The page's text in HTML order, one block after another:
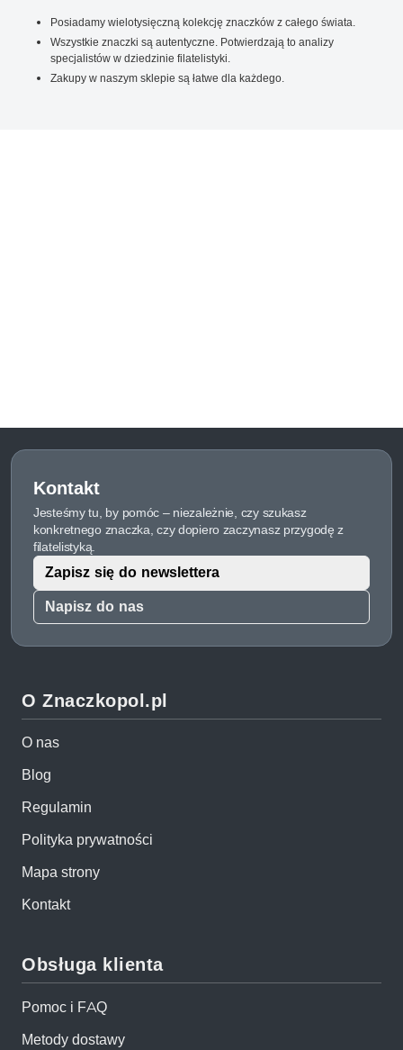
Posiadamy wielotysięczną kolekcję znaczków z całego świata.
Wszystkie znaczki są autentyczne. Potwierdzają to analizy
specjalistów w dziedzinie filatelistyki.
Zakupy w naszym sklepie są łatwe dla każdego.
Kontakt
Jesteśmy tu, by pomóc – niezależnie, czy szukasz
konkretnego znaczka, czy dopiero zaczynasz przygodę z
filatelistyką.
Napisz do nas
Zapisz się do newslettera
O Znaczkopol.pl
O nas
Blog
Regulamin
Polityka prywatności
Mapa strony
Kontakt
Obsługa klienta
Pomoc i FAQ
Metody dostawy